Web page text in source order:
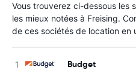
Vous trouverez ci-dessous les
les mieux notées à Freising.
de ces sociétés de location en
Budget